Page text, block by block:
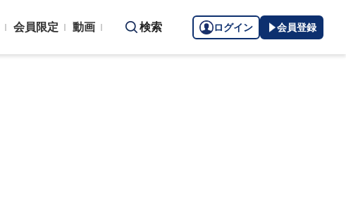
会員限定 動画 検索 ログイン 会員登録